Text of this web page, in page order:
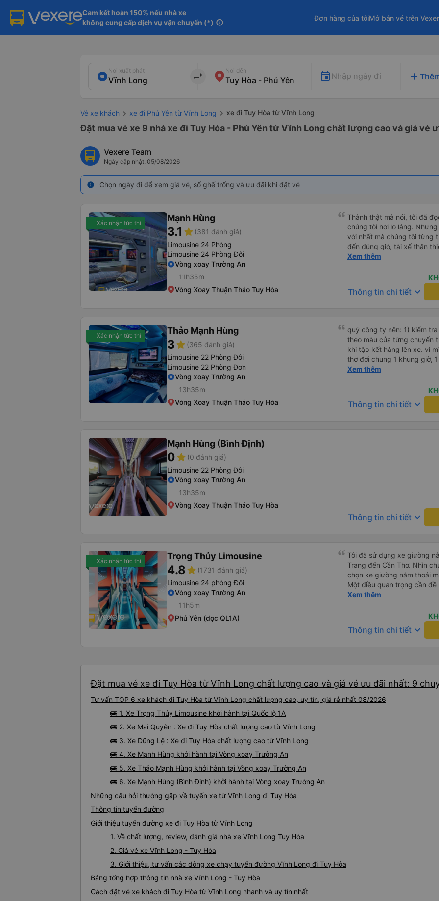
Cam kết hoàn 150% nếu nhà xe
không cung cấp dịch vụ vận chuyển (*) info
Đơn hàng của tôiMở bán vé trên
Nơi xuất phát
import_export
Nơi đến
Nhập ngày đi add
Vé xe khách xe đi Phú Yên từ Vĩnh Long xe đi Tuy Hòa từ Vĩnh Long
Đặt mua vé xe 9 nhà xe đi Tuy Hòa - Phú Yên từ Vĩnh Long chất lượng cao và giá vé
Vexere Team
Ngày cập nhật: 05/08/2026
info Chọn ngày đi để xem giá vé, số ghế trống và ưu đãi khi đặt vé
Xác nhận tức thì Mạnh Hùng
3.1 star (381 đánh giá)
Limousine 24 Phòng
Limousine 24 Phòng Đôi
Vòng xoay Trường An
11h35m
Vòng Xoay Thuận Thảo Tuy Hòa
Thành thật mà nói, tôi đã
chúng tôi hơi lo lắng.
vời nhất mà chúng tôi từng
đến đúng giờ, tài xế thân
vẫn hơi xóc, nhưng đó là
Xem thêm
Thông tin chi tiết keyboard_arrow_down
Xác nhận tức thì Thảo Mạnh Hùng
3star (365 đánh giá)
Limousine 22 Phòng Đôi
Limousine 22 Phòng Đơn
Vòng xoay Trường An
13h35m
Vòng Xoay Thuận Thảo Tuy Hòa
quý công ty nên: 1) kiểm tra và dán tem hành lý cho khách
theo màu của từng chuyến
khi tập kết hàng lên xe. vì
thơ đợi chung 1 khung giờ, 1 địa điểm. vì là
của quý công ty nên rất hài
cải thiện ngày một phát triển. 2) đồng nhất về cách giao
và CSKH nhẹ nhàng, chu
là nhà xe được yêu thích và lựa
Xem thêm
Thông tin chi tiết keyboard_arrow_down
Mạnh Hùng (Bình Định)
0star (0 đánh giá)
Limousine 22 Phòng Đôi
Vòng xoay Trường An
13h35m
Vòng Xoay Thuận Thảo Tuy Hòa
Thông tin chi tiết keyboard_arrow_down
Xác nhận tức thì Trọng Thủy Limousine
4.8star (1731 đánh giá)
Limousine 24 phòng Đôi
Vòng xoay Trường An
11h5m
Phú Yên (dọc QL1A)
Tôi đã sử dụng xe giường
Trang đến Cần Thơ. Nhìn
chọn xe giường nằm thoải
Một điều quan trọng cần đề
xe, điều này có thể gây khó
chuyến đi vẫn khá thoải
(hôm qua) rất tốt. Mặc dù
nhưng công ty đã thông
khoảng 4:00 sáng và 9:00
cấp bàn chải đánh răng, đó
nghỉ đêm nào cho đến
Xem thêm
Thông tin chi tiết keyboard_arrow_down
Đặt mua vé xe đi Tuy Hòa từ Vĩnh Long chất lượng cao và giá vé ưu đãi nhất: 9
Tư vấn TOP 6 xe khách đi Tuy Hòa từ Vĩnh Long chất lượng cao, uy tín, giá rẻ nhất 08/2026
🚌 1. Xe Trọng Thủy Limousine khởi hành tại Quốc lộ 1A
🚌 2. Xe Mai Quyên : Xe đi Tuy Hòa chất lượng cao từ Vĩnh Long
🚌 3. Xe Dũng Lệ : Xe đi Tuy Hòa chất lượng cao từ Vĩnh Long
🚌 4. Xe Mạnh Hùng khởi hành tại Vòng xoay Trường An
🚌 5. Xe Thảo Mạnh Hùng khởi hành tại Vòng xoay Trường An
🚌 6. Xe Mạnh Hùng (Bình Định) khởi hành tại Vòng xoay Trường An
Những câu hỏi thường gặp về tuyến xe từ Vĩnh Long đi Tuy Hòa
Thông tin tuyến đường
Giới thiệu tuyến đường xe đi Tuy Hòa từ Vĩnh Long
1. Về chất lượng, review, đánh giá nhà xe Vĩnh Long Tuy Hòa
2. Giá vé xe Vĩnh Long - Tuy Hòa
3. Giới thiệu, tư vấn các dòng xe chạy tuyến đường Vĩnh Long đi Tuy Hòa
Bảng tổng hợp thông tin nhà xe Vĩnh Long - Tuy Hòa
Cách đặt vé xe khách đi Tuy Hòa từ Vĩnh Long nhanh và uy tín nhất